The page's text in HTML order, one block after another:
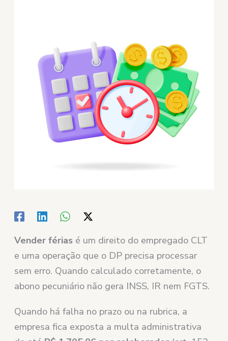
Vender férias é um direito do empregado CLT
e uma operação que o DP precisa processar
sem erro. Quando calculado corretamente, o
abono pecuniário não gera INSS, IR nem FGTS.
Quando há falha no prazo ou na rubrica, a
empresa fica exposta a multa administrativa